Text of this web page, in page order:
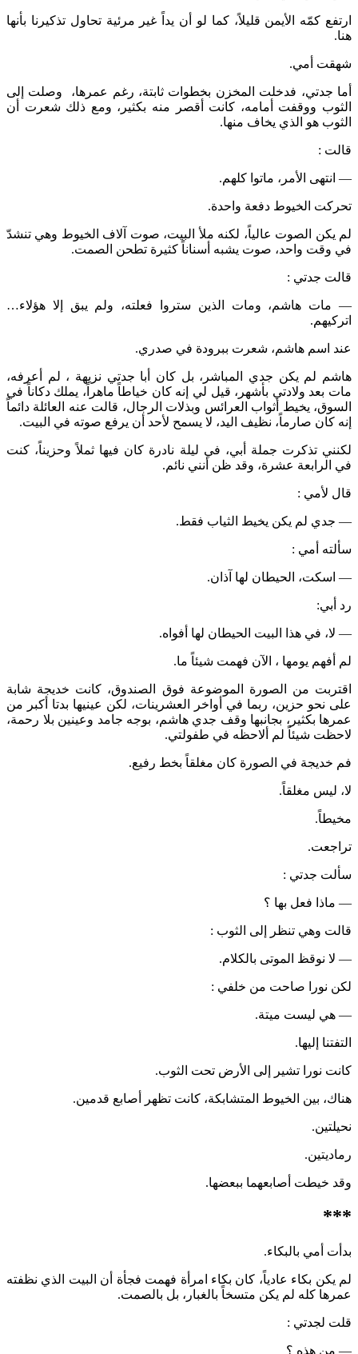
ارتفع كمّه الأيمن قليلاً، كما لو أن يداً غير مرئية تحاول تذكيرنا بأنها
هنا.
شهقت أمي.
أما جدتي، فدخلت المخزن بخطوات ثابتة، رغم عمرها، وصلت إلى
الثوب ووقفت أمامه، كانت أقصر منه بكثير، ومع ذلك شعرت أن
الثوب هو الذي يخاف منها.
قالت :
— انتهى الأمر، ماتوا كلهم.
تحركت الخيوط دفعة واحدة.
لم يكن الصوت عالياً، لكنه ملأ البيت، صوت آلاف الخيوط وهي تنشدّ
في وقت واحد، صوت يشبه أسناناً كثيرة تطحن الصمت.
قالت جدتي :
— مات هاشم، ومات الذين ستروا فعلته، ولم يبق إلا هؤلاء…
اتركيهم.
عند اسم هاشم، شعرت ببرودة في صدري.
هاشم لم يكن جدي المباشر، بل كان أبا جدتي نزيهة ، لم أعرفه،
مات بعد ولادتي بأشهر، قيل لي إنه كان خياطاً ماهراً، يملك دكاناً في
السوق، يخيط أثواب العرائس وبذلات الرجال، قالت عنه العائلة دائماً
إنه كان صارماً، نظيف اليد، لا يسمح لأحد أن يرفع صوته في البيت.
لكنني تذكرت جملة أبي، في ليلة نادرة كان فيها ثملاً وحزيناً، كنت
في الرابعة عشرة، وقد ظن أنني نائم.
قال لأمي :
— جدي لم يكن يخيط الثياب فقط.
سألته أمي :
— اسكت، الحيطان لها آذان.
رد أبي:
— لا، في هذا البيت الحيطان لها أفواه.
لم أفهم يومها ، الآن فهمت شيئاً ما.
اقتربت من الصورة الموضوعة فوق الصندوق، كانت خديجة شابة
على نحو حزين، ربما في أواخر العشرينات، لكن عينيها بدتا أكبر من
عمرها بكثير، بجانبها وقف جدي هاشم، بوجه جامد وعينين بلا رحمة،
لاحظت شيئاً لم ألاحظه في طفولتي.
فم خديجة في الصورة كان مغلقاً بخط رفيع.
لا، ليس مغلقاً.
مخيطاً.
تراجعت.
سألت جدتي :
— ماذا فعل بها ؟
قالت وهي تنظر إلى الثوب :
— لا نوقظ الموتى بالكلام.
لكن نورا صاحت من خلفي :
— هي ليست ميتة.
التفتنا إليها.
كانت نورا تشير إلى الأرض تحت الثوب.
هناك، بين الخيوط المتشابكة، كانت تظهر أصابع قدمين.
نحيلتين.
رماديتين.
وقد خيطت أصابعهما ببعضها.
***
بدأت أمي بالبكاء.
لم يكن بكاء عادياً، كان بكاء امرأة فهمت فجأة أن البيت الذي نظفته
عمرها كله لم يكن متسخاً بالغبار، بل بالصمت.
قلت لجدتي :
— من هذه ؟